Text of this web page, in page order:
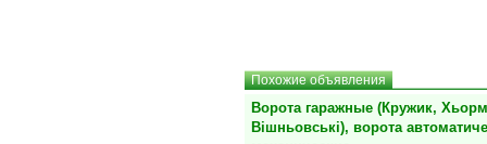
Похожие объявления
Ворота гаражные (Кружик,
Вішньовські), ворота